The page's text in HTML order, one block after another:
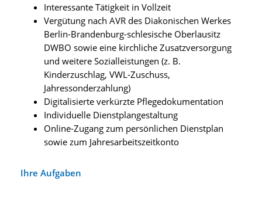
Interessante Tätigkeit in Vollzeit
Vergütung nach AVR des Diakonischen Werkes
Berlin-Brandenburg-schlesische Oberlausitz
DWBO sowie eine kirchliche Zusatzversorgung
und weitere Sozialleistungen (z. B.
Kinderzuschlag, VWL-Zuschuss,
Jahressonderzahlung)
Digitalisierte verkürzte Pflegedokumentation
Individuelle Dienstplangestaltung
Online-Zugang zum persönlichen Dienstplan
sowie zum Jahresarbeitszeitkonto
Ihre Aufgaben